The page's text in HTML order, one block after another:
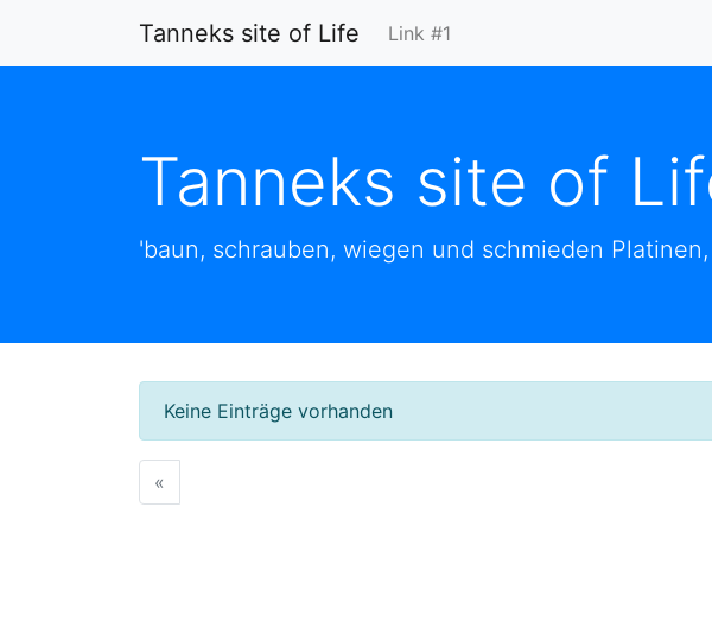
Tanneks site of Life Link #1
Tanneks site of
'baun, schrauben, wiegen und schmieden
Keine Einträge vorhanden
«